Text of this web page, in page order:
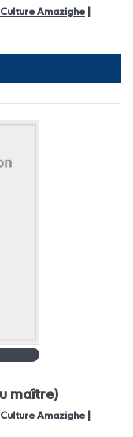
Amazighe
maître)
Amazighe